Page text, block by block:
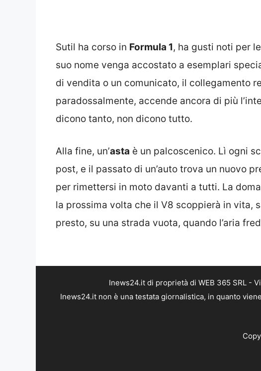
Sutil ha corso in Formula 1, ha gusti noti per
suo nome venga accostato a esemplari
di vendita o un comunicato, il collegamento
paradossalmente, accende ancora di più
dicono tanto, non dicono tutto.
Alla fine, un’asta è un palcoscenico. Lì ogni
post, e il passato di un’auto trova un nuovo
per rimettersi in moto davanti a tutti. La
la prossima volta che il V8 scoppierà in vita,
presto, su una strada vuota, quando l’aria
Inews24.it di proprietà di WEB 365 SRL -
Inews24.it non è una testata giornalistica, in quanto